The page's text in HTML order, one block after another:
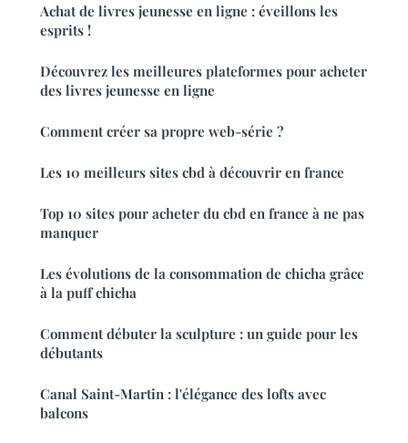
Achat de livres jeunesse en ligne : éveillons les
esprits !
Découvrez les meilleures plateformes pour acheter
des livres jeunesse en ligne
Comment créer sa propre web-série ?
Les 10 meilleurs sites cbd à découvrir en france
Top 10 sites pour acheter du cbd en france à ne pas
manquer
Les évolutions de la consommation de chicha grâce
à la puff chicha
Comment débuter la sculpture : un guide pour les
débutants
Canal Saint-Martin : l'élégance des lofts avec
balcons